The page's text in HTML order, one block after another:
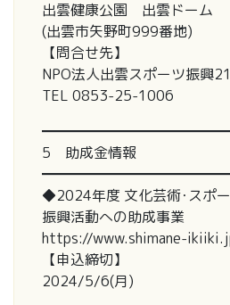
出雲健康公園 出雲ドーム
(出雲市矢野町999番地)
【問合せ先】
NPO法人出雲スポーツ振興21
TEL 0853-25-1006
5 助成金情報
◆2024年度 ⽂化芸術･スポ
振興活動への助成事業
https://www.shimane-
【申込締切】
2024/5/6(月)